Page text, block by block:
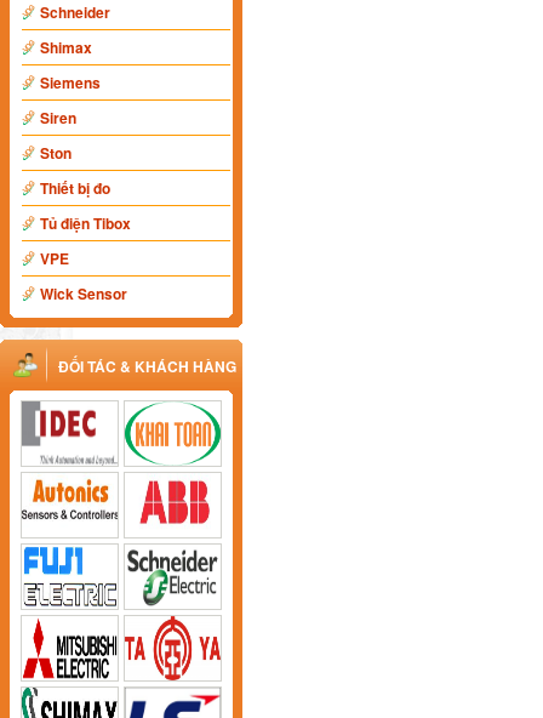
Schneider
Shimax
Siemens
Siren
Ston
Thiết bị đo
Tủ điện Tibox
VPE
Wick Sensor
ĐỐI TÁC & KHÁCH HÀNG